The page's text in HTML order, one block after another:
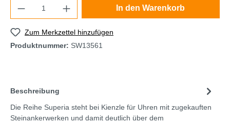
In den Warenkorb
Zum Merkzettel hinzufügen
Produktnummer: SW13561
Beschreibung
Die Reihe Superia steht bei Kienzle für Uhren mit zugekauften
Steinankerwerken und damit deutlich über dem